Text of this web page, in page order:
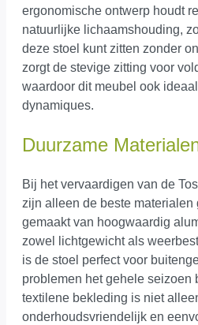
ergonomische ontwerp houdt
natuurlijke lichaamshouding,
deze stoel kunt zitten zonder
zorgt de stevige zitting voor
waardoor dit meubel ook
dynamiques.
Duurzame
Bij het vervaardigen van de
zijn alleen de beste materialen
gemaakt van hoogwaardig
zowel lichtgewicht als
is de stoel perfect voor
problemen het gehele seizoen
textilene bekleding is niet
onderhoudsvriendelijk en